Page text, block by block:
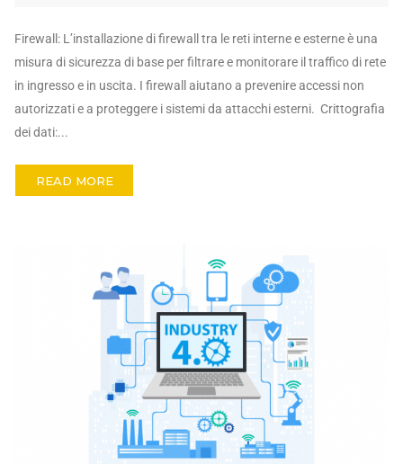
Firewall: L’installazione di firewall tra le reti interne e esterne è una
misura di sicurezza di base per filtrare e monitorare il traffico di rete
in ingresso e in uscita. I firewall aiutano a prevenire accessi non
autorizzati e a proteggere i sistemi da attacchi esterni. Crittografia
dei dati:...
READ MORE